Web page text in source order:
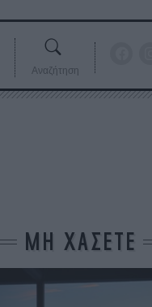
Αναζήτηση
ΜΗ ΧΑΣΕΤΕ